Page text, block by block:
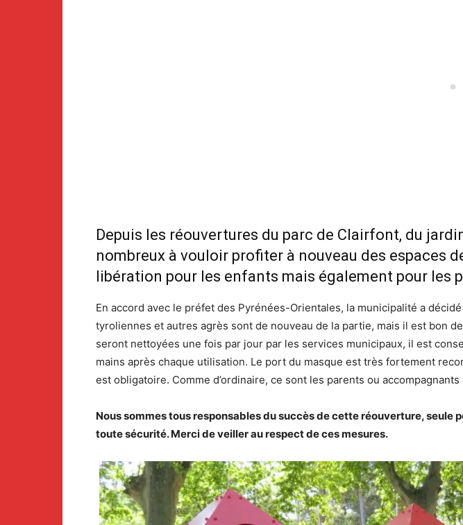
Depuis les réouvertures du parc de Clairfont, du
nombreux à vouloir profiter à nouveau des espaces
libération pour les enfants mais également pour les
En accord avec le préfet des Pyrénées-Orientales, la municipalité a
tyroliennes et autres agrès sont de nouveau de la partie, mais il est bon
seront nettoyées une fois par jour par les services municipaux, il est
mains après chaque utilisation. Le port du masque est très fortement
est obligatoire. Comme d’ordinaire, ce sont les parents ou
Nous sommes tous responsables du succès de cette réouverture,
toute sécurité. Merci de veiller au respect de ces mesures.